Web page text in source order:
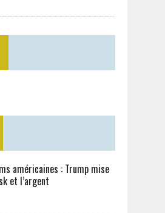
américaines : Trump mise
et l’argent